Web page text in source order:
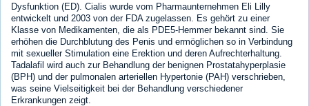
Dysfunktion (ED). Cialis wurde vom Pharmaunternehmen Eli Lilly
entwickelt und 2003 von der FDA zugelassen. Es gehört zu einer
Klasse von Medikamenten, die als PDE5-Hemmer bekannt sind. Sie
erhöhen die Durchblutung des Penis und ermöglichen so in Verbindung
mit sexueller Stimulation eine Erektion und deren Aufrechterhaltung.
Tadalafil wird auch zur Behandlung der benignen Prostatahyperplasie
(BPH) und der pulmonalen arteriellen Hypertonie (PAH) verschrieben,
was seine Vielseitigkeit bei der Behandlung verschiedener
Erkrankungen zeigt.